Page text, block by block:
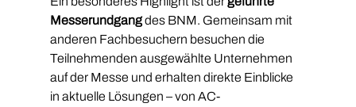
Messerundgang des BNM. Gemeinsam mit
anderen Fachbesuchern besuchen die
Teilnehmenden ausgewählte Unternehmen
auf der Messe und erhalten direkte Einblicke
in aktuelle Lösungen – von AC-